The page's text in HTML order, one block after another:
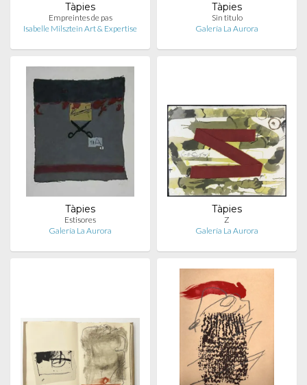
Tàpies
Empreintes de pas
Isabelle Milsztein Art & Expertise
Tàpies
Sin titulo
Galería La Aurora
Tàpies
Estisores
Galería La Aurora
Tàpies
Z
Galería La Aurora